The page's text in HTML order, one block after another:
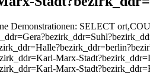
Demonstrationen: SELECT
Marx-
Marx-